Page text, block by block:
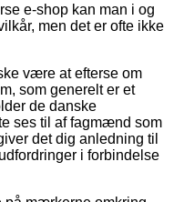
e-shop kan man i og
men det er ofte ikke
være at efterse om
som generelt er et
de danske
ses til af fagmænd som
det dig anledning til
i forbindelse